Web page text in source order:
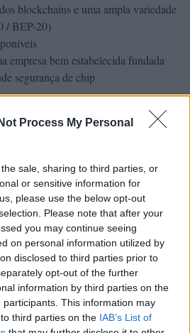
Process My Personal
sale, sharing to third parties, or
or sensitive information for
please use the below opt-out
Please note that after your
you may continue seeing
on personal information utilized by
disclosed to third parties prior to
opt-out of the further
information by third parties on the
participants. This information may
third parties on the IAB’s List of
blockchains e uma ampla variedade
/ BEP-20)
empresa bem estabelecida fundada
segurança de chip
mais poderoso (ST33) do que
desktop ou laptop, ou mesmo
através da integração Bluetooth
recarregável embutida
do que Ledger Nano S
blockchains e uma ampla variedade
/ BEP-20)